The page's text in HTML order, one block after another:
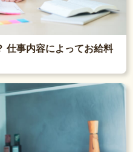
仕事内容によってお給料